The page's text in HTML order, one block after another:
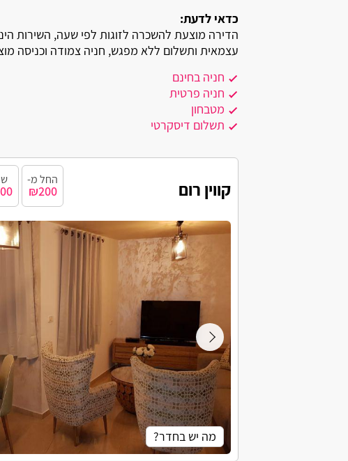
אחיטוב
אבטליון
אביאל
אביבים
בית העמק
כדאי לדעת:
הדירה מוצעת להשכרה לזוגות לפי שעה, השירות
עצמאית ותשלום ללא מפגש, חניה צמודה וכניסה
חניה בחינם
חניה פרטית
מטבחון
תשלום דיסקרטי
קווין רום החל מ-
₪200
מה יש בחדר?